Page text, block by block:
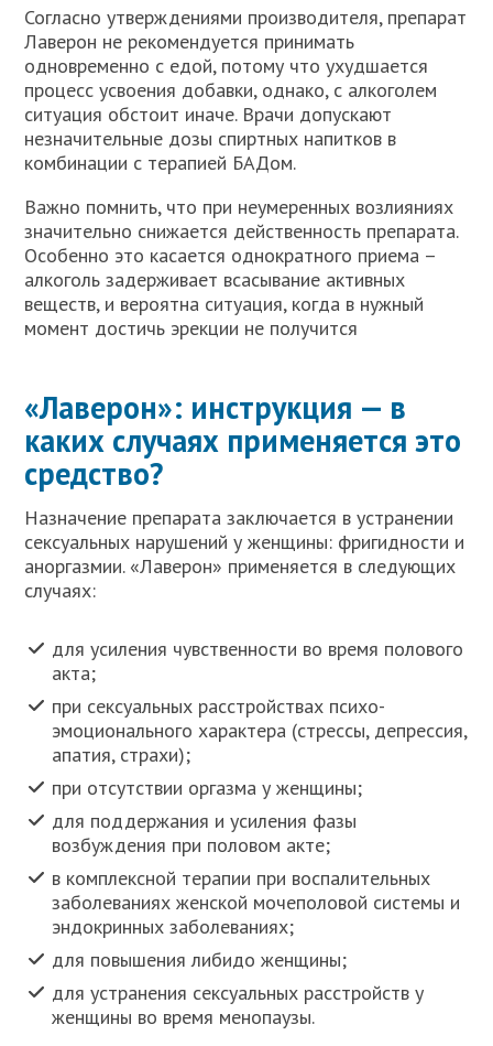
Согласно утверждениями производителя, препарат
Лаверон не рекомендуется принимать
одновременно с едой, потому что ухудшается
процесс усвоения добавки, однако, с алкоголем
ситуация обстоит иначе. Врачи допускают
незначительные дозы спиртных напитков в
комбинации с терапией БАДом.
Важно помнить, что при неумеренных возлияниях
значительно снижается действенность препарата.
Особенно это касается однократного приема –
алкоголь задерживает всасывание активных
веществ, и вероятна ситуация, когда в нужный
момент достичь эрекции не получится
«Лаверон»: инструкция — в
каких случаях применяется это
средство?
Назначение препарата заключается в устранении
сексуальных нарушений у женщины: фригидности и
аноргазмии. «Лаверон» применяется в следующих
случаях:
для усиления чувственности во время полового
акта;
при сексуальных расстройствах психо-
эмоционального характера (стрессы, депрессия,
апатия, страхи);
при отсутствии оргазма у женщины;
для поддержания и усиления фазы
возбуждения при половом акте;
в комплексной терапии при воспалительных
заболеваниях женской мочеполовой системы и
эндокринных заболеваниях;
для повышения либидо женщины;
для устранения сексуальных расстройств у
женщины во время менопаузы.